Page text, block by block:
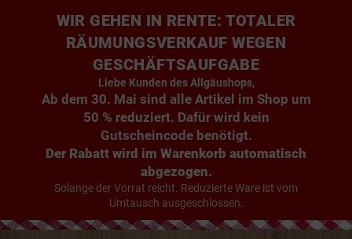
WIR GEHEN IN RENTE: TOTALER
RÄUMUNGSVERKAUF WEGEN
GESCHÄFTSAUFGABE
Liebe Kunden des Allgäushops,
Ab dem 30. Mai sind alle Artikel im Shop um
50 % reduziert. Dafür wird kein
Gutscheincode benötigt.
Der Rabatt wird im Warenkorb automatisch
abgezogen.
Solange der Vorrat reicht. Reduzierte Ware ist vom
Umtausch ausgeschlossen.